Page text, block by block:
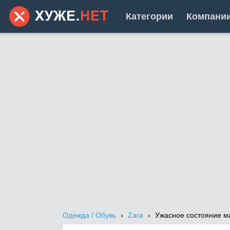
Категории
Одежда / Обувь Zara Ужасное состояние